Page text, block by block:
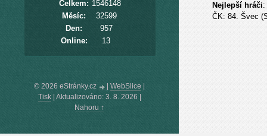
Nejlepší hráči:
ČK: 84. Švec
Online: 13
Celkem: 1546148
Měsíc:
32599
Den:
957
© 2026 eStránky.cz WebSlice
Tisk| Aktualizováno: 3. 8. 2026
Nahoru ↑